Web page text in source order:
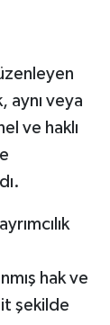
aynı veya
ve haklı
hak ve
şekilde